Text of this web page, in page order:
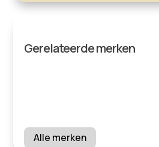
Gerelateerde merken
Alle merken